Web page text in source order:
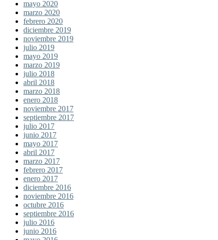
mayo 2020
marzo 2020
febrero 2020
diciembre 2019
noviembre 2019
julio 2019
mayo 2019
marzo 2019
julio 2018
abril 2018
marzo 2018
enero 2018
noviembre 2017
septiembre 2017
julio 2017
junio 2017
mayo 2017
abril 2017
marzo 2017
febrero 2017
enero 2017
diciembre 2016
noviembre 2016
octubre 2016
septiembre 2016
julio 2016
junio 2016